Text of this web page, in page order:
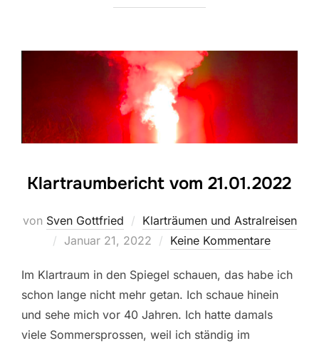
Klartraumbericht vom 21.01.2022
von Sven Gottfried
Klarträumen und Astralreisen
Veröffentlicht
Januar 21, 2022 Keine Kommentare
Im Klartraum in den Spiegel schauen, das habe ich
schon lange nicht mehr getan. Ich schaue hinein
und sehe mich vor 40 Jahren. Ich hatte damals
viele Sommersprossen, weil ich ständig im